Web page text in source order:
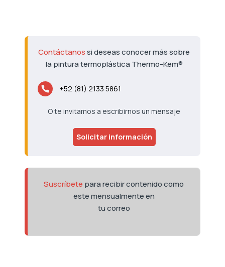
Contáctanossi deseas conocer más sobre
la pintura termoplástica Thermo-Kem®
+52 (81) 2133 5861
O te invitamos a escribirnos un mensaje
Solicitar información
Suscríbete para recibir contenido como
este mensualmente en
tu correo